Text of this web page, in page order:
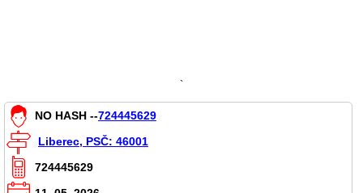
`
NO HASH --724445629
Liberec, PSČ: 46001
724445629